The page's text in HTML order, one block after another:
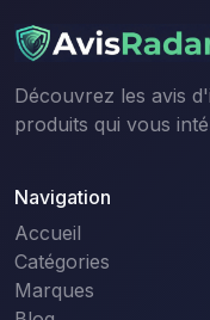
Découvrez les avis
produits qui vous
Navigation
Accueil
Catégories
Marques